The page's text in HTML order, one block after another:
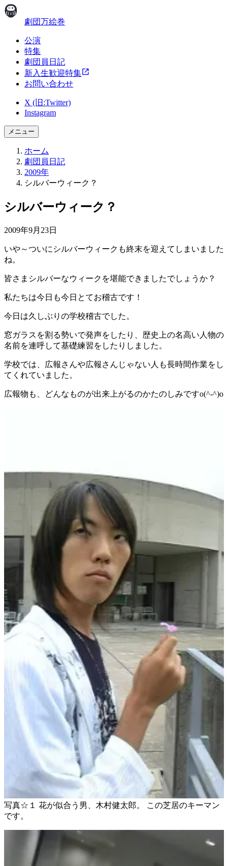
劇団万絵巻
公演
特集
劇団員日記
新入生歓迎特集
お問い合わせ
X (旧:Twitter)
Instagram
メニュー
ホーム
劇団員日記
2009年
シルバーウィーク？
シルバーウィーク？
2009年9月23日
いや～ついにシルバーウィークも終末を迎えてしまいました
ね。
皆さまシルバーなウィークを堪能できましたでしょうか？
私たちは今日も今日とてお稽古です！
今日は久しぶりの学校稽古でした。
窓ガラスを割る勢いで発声をしたり、歴史上の名高い人物の
名前を連呼して基礎練習をしたりしました。
学校では、広報さんや広報さんじゃない人も長時間作業をし
てくれていました。
広報物も、どんなものが出来上がるのかたのしみですo(^-^)o
写真☆１ 花が似合う男、木村健太郎。 この芝居のキーマン
です。